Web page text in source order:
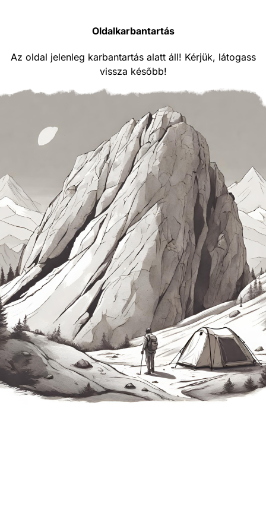
Oldalkarbantartás
Az oldal jelenleg karbantartás alatt áll! Kérjük, látogass
vissza később!